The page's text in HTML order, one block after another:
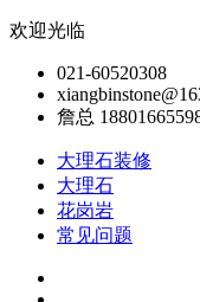
欢迎光临
021-60520308
詹总
大理石装修
大理石
花岗岩
常见问题